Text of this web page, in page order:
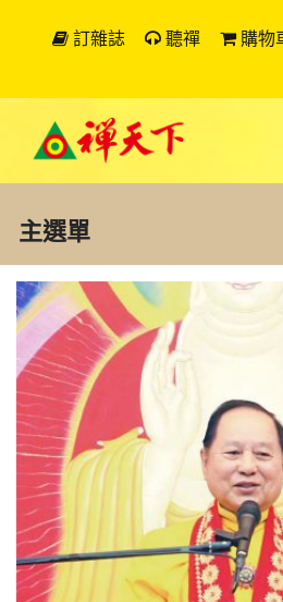
訂雜誌 聽禪 購物
主選單